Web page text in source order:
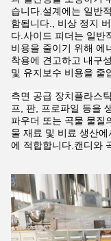
습니다.설계에는 일반
함됩니다., 비상 정지
다.사이드 피더는 일반
비용을 줄이기 위해 에
착용에 견고하고 내구
및 유지보수 비용을 줄
측면 공급 장치플라스
프, 판, 프로파일 등을
파우더 또는 곡물 물질
물 재료 및 비료 생산
에 적합합니다.캔디와